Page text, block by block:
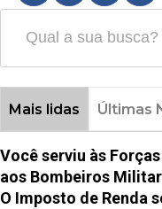
Mais lidas Últimas
Você serviu às
aos Bombeiros
O Imposto de Renda